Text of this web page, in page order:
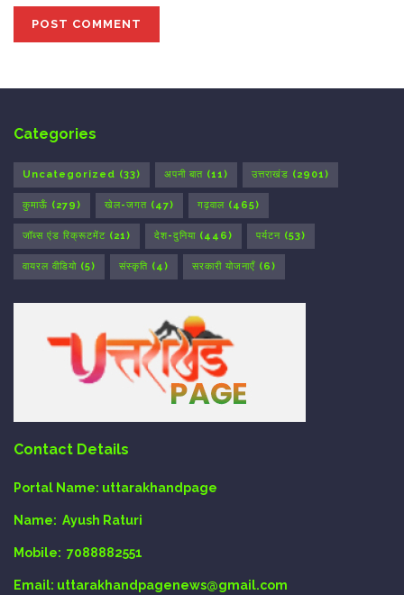
Categories
Uncategorized (33) अपनी बात (11) उत्तराखंड (2901)
कुमाऊँ (279) खेल-जगत (47) गढ़वाल (465)
जॉब्स एंड रिक्रूटमेंट (21) देश-दुनिया (446) पर्यटन (53)
वायरल वीडियो (5) संस्कृति (4) सरकारी योजनाएँ (6)
Contact Details
Portal Name: uttarakhandpage
Name: Ayush Raturi
Mobile: 7088882551
Email: uttarakhandpagenews@gmail.com